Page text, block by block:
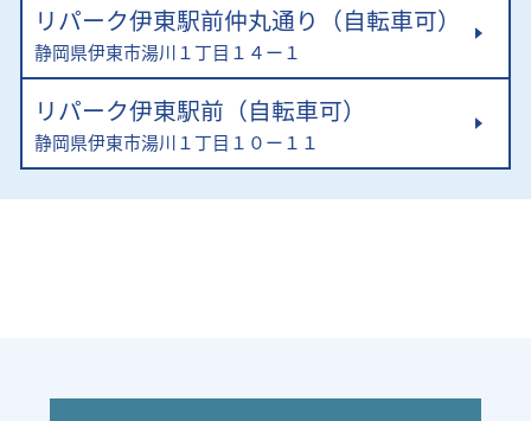
リパーク伊東駅前仲丸通り（自転車可）
静岡県伊東市湯川１丁目１４ー１
リパーク伊東駅前（自転車可）
静岡県伊東市湯川１丁目１０ー１１